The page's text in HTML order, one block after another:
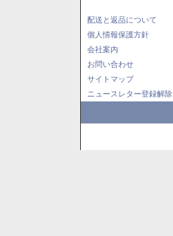
配送と返品について
個人情報保護方針
会社案内
お問い合わせ
サイトマップ
ニュースレター登録解除